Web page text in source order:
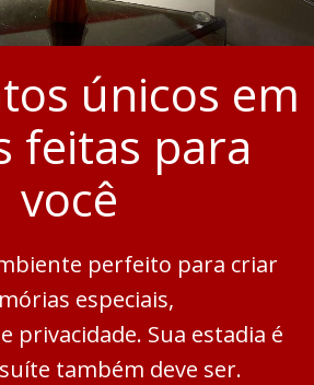
únicos em
feitas para
você
perfeito para criar
especiais,
privacidade. Sua estadia é
também deve ser.